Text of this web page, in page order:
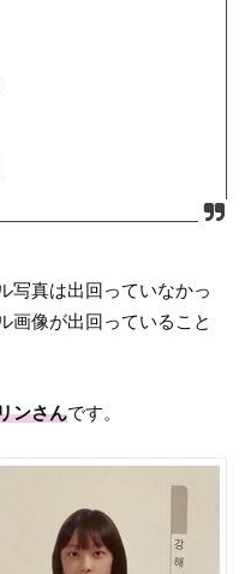
写真は出回っていなかっ
画像が出回っていること
ンさんです。